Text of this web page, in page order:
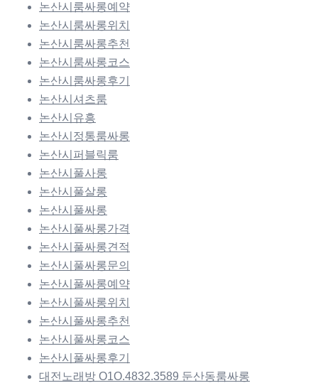
논산시룸싸롱예약
논산시룸싸롱위치
논산시룸싸롱추천
논산시룸싸롱코스
논산시룸싸롱후기
논산시셔츠룸
논산시유흥
논산시정통룸싸롱
논산시퍼블릭룸
논산시풀사롱
논산시풀살롱
논산시풀싸롱
논산시풀싸롱가격
논산시풀싸롱견적
논산시풀싸롱문의
논산시풀싸롱예약
논산시풀싸롱위치
논산시풀싸롱추천
논산시풀싸롱코스
논산시풀싸롱후기
대전노래방 O1O.4832.3589 둔산동룸싸롱